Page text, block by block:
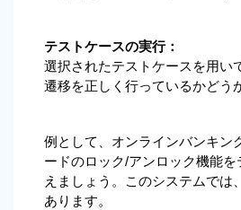
テストケースの実行：
選択されたテストケースを用い
遷移を正しく行っているかどう
例として、オンラインバンキン
ードのロック/アンロック機能
えましょう。このシステムでは
あります。